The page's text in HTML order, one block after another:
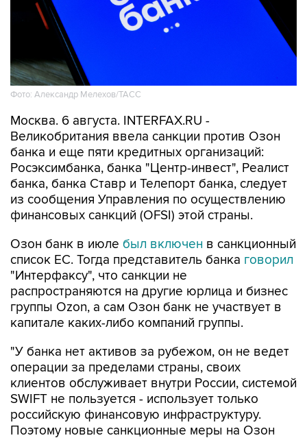
Фото: Александр Мелехов/ТАСС
Москва. 6 августа. INTERFAX.RU -
Великобритания ввела санкции против Озон
банка и еще пяти кредитных организаций:
Росэксимбанка, банка "Центр-инвест", Реалист
банка, банка Ставр и Телепорт банка, следует
из сообщения Управления по осуществлению
финансовых санкций (OFSI) этой страны.
Озон банк в июле был включен в санкционный
список ЕС. Тогда представитель банка говорил
"Интерфаксу", что санкции не
распространяются на другие юрлица и бизнес
группы Ozon, а сам Озон банк не участвует в
капитале каких-либо компаний группы.
"У банка нет активов за рубежом, он не ведет
операции за пределами страны, своих
клиентов обслуживает внутри России, системой
SWIFT не пользуется - использует только
российскую финансовую инфраструктуру.
Поэтому новые санкционные меры на Озон